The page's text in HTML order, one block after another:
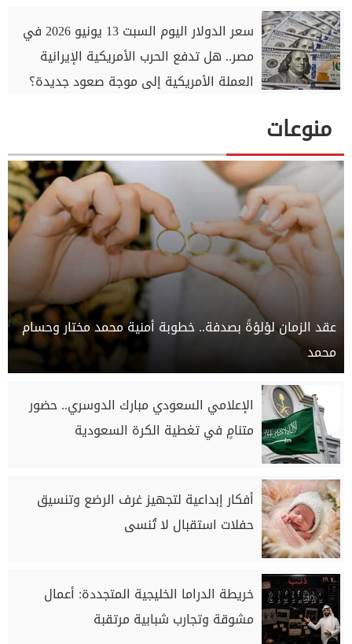
سعر الدولار اليوم السبت 13 يونيو 2026 في
مصر.. هل تدفع الحرب الأمريكية الإيرانية
العملة الأمريكية إلى موجة صعود جديدة؟
منوعات
عقد الزمان لؤلؤةً بصدفة.. خطوبة أمنية محمد مختار وحسام
محمد
الإعلامي السعودي مبارك الدوسري.. حضور
متنامٍ في تغطية الكرة السعودية
أفكار إبداعية لتجهيز غرف الرضع وتنسيق
حفلات استقبال لا تُنسى
خريطة الدراما الخليجية المتجددة: أعمال
مشوقة وتجارب شبابية مرتقبة